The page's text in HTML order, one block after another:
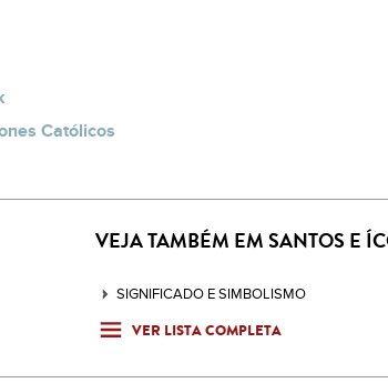
Católicos
VEJA TAMBÉM EM SANTOS E
SIGNIFICADO E SIMBOLISMO
VER LISTA COMPLETA